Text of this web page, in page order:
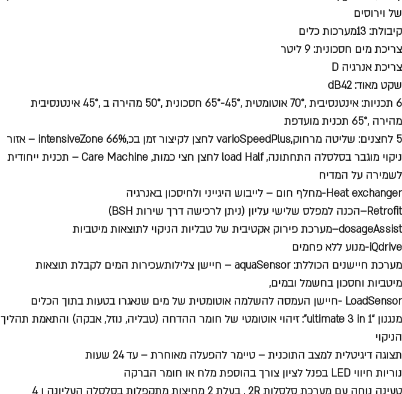
של וירוסים
קיבולת: 13מערכות כלים
צריכת מים חסכונית: 9 ליטר
צריכת אנרגיה D
שקט מאוד: dB42
6 תכניות: אינטנסיבית ,70° אוטומטית ,45°-65° חסכונית ,50° מהירה ב ,45° אינטנסיבית
מהירה ,65° תכנית מועדפת
5 לחצנים: שליטה מרחוק,varioSpeedPlus לחצן לקיצור זמן בכ,66% intensiveZone – אזור
ניקוי מוגבר בסלסלה התחתונה, load Half לחצן חצי כמות, Care Machine – תכנית ייחודית
לשמירה על המדיח
Heat exchanger-מחלף חום – לייבוש היגייני ולחיסכון באנרגיה
Retrofit–הכנה למפלס שלישי עליון (ניתן לרכישה דרך שירות BSH)
dosageAssist–מערכת פירוק אקטיבית של טבליות הניקוי לתוצאות מיטביות
iQdrive-מנוע ללא פחמים
מערכת חיישנים הכוללת: aquaSensor – חיישן צלילות/עכירות המים לקבלת תוצאות
מיטביות וחסכון בחשמל ובמים,
LoadSensor -חיישן העמסה להשלמה אוטומטית של מים שנאגרו בטעות בתוך הכלים
מנגנון “ultimate 3 in 1”: זיהוי אוטומטי של חומר ההדחה (טבליה, נוזל, אבקה) והתאמת תהליך
הניקוי
תצוגה דיגיטלית למצב התוכנית – טיימר להפעלה מאוחרת – עד 24 שעות
נוריות חיווי LED בפנל לציון צורך בהוספת מלח או חומר הברקה
טעינה נוחה עם מערכת סלסלות 2R , בעלת 2 מחיצות מתקפלות בסלסלה העליונה ו 4